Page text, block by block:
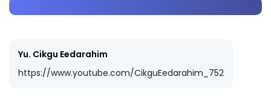
Yu. Cikgu Eedarahim
https://www.youtube.com/CikguEedarahim_752